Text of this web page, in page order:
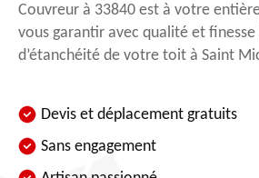
Couvreur à 33840 est à votre
vous garantir avec qualité et
d’étanchéité de votre toit à Saint
Devis et déplacement gratuits
Sans engagement